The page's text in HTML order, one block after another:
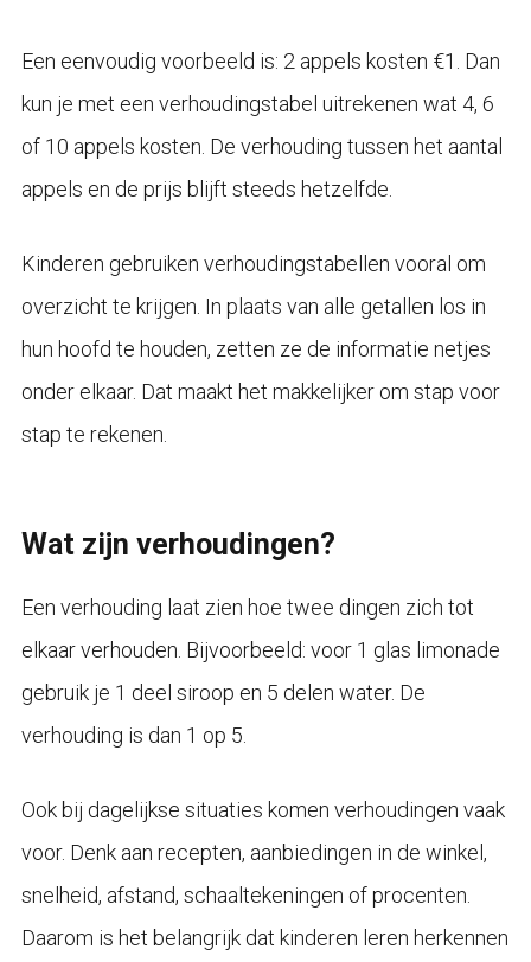
Een eenvoudig voorbeeld is: 2 appels kosten €1. Dan
kun je met een verhoudingstabel uitrekenen wat 4, 6
of 10 appels kosten. De verhouding tussen het aantal
appels en de prijs blijft steeds hetzelfde.
Kinderen gebruiken verhoudingstabellen vooral om
overzicht te krijgen. In plaats van alle getallen los in
hun hoofd te houden, zetten ze de informatie netjes
onder elkaar. Dat maakt het makkelijker om stap voor
stap te rekenen.
Wat zijn verhoudingen?
Een verhouding laat zien hoe twee dingen zich tot
elkaar verhouden. Bijvoorbeeld: voor 1 glas limonade
gebruik je 1 deel siroop en 5 delen water. De
verhouding is dan 1 op 5.
Ook bij dagelijkse situaties komen verhoudingen vaak
voor. Denk aan recepten, aanbiedingen in de winkel,
snelheid, afstand, schaaltekeningen of procenten.
Daarom is het belangrijk dat kinderen leren herkennen